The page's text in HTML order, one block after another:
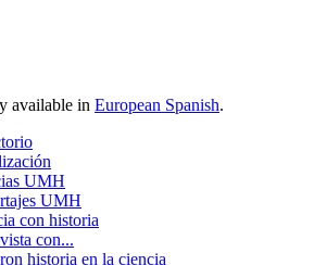
available in European Spanish.
UMH
UMH
con historia
con...
historia en la ciencia